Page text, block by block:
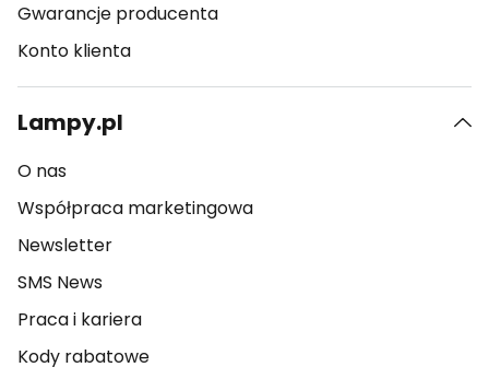
Gwarancje producenta
Konto klienta
Lampy.pl
O nas
Współpraca marketingowa
Newsletter
SMS News
Praca i kariera
Kody rabatowe